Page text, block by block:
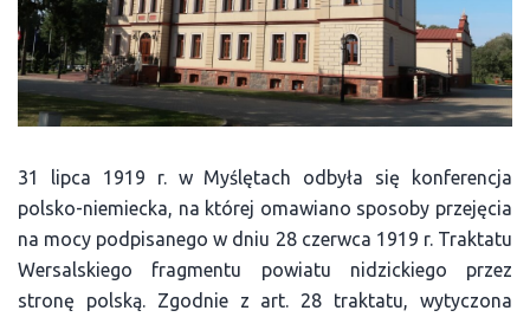
31 lipca 1919 r. w Myślętach odbyła się konferencja
polsko-niemiecka, na której omawiano sposoby przejęcia
na mocy podpisanego w dniu 28 czerwca 1919 r. Traktatu
Wersalskiego fragmentu powiatu nidzickiego przez
stronę polską. Zgodnie z art. 28 traktatu, wytyczona